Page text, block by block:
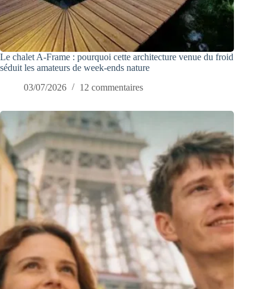
Le chalet A-Frame : pourquoi cette architecture venue du froid
séduit les amateurs de week-ends nature
03/07/2026
12 commentaires